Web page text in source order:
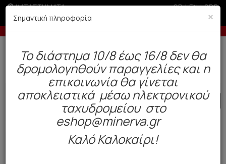
ΚΑΤΑΣΤΗΜΑΤΑ GR|EN|SRB
άνω των 200€ Έως 6 άτοκες
Δωρεάν αποστολή άνω των 49€. Παράδοση σε 3-5 εργάσιμες.
Γυναίκα Εσώρουχα Everyday Σουτιέν / Τοπ
SALE
×
Σημαντική πληροφορία
To διάστημα 10/8 έως 16/8 δεν θα
δρομολογηθούν παραγγελίες και η
επικοινωνία θα γίνεται
αποκλειστικά μέσω ηλεκτρονικού
ταχυδρομείου στο
eshop@minerva.gr
Καλό Καλοκαίρι!